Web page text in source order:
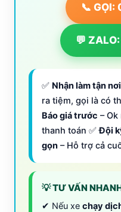
📞 GỌI:
💬
✅ Nhận làm tận
ra tiệm, gọi là có
Báo giá trước –
thanh toán ✅Đội
gọn – Hỗ trợ cả
💡 TƯ VẤN
✔ Nếu xe chạy